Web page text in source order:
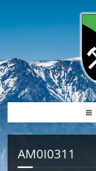
AM0I0311